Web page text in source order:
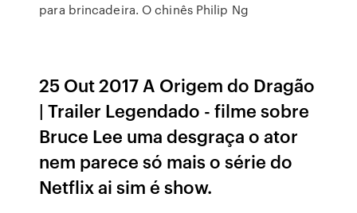
para brincadeira. O chinês Philip Ng
25 Out 2017 A Origem do Dragão
| Trailer Legendado - filme sobre
Bruce Lee uma desgraça o ator
nem parece só mais o série do
Netflix ai sim é show.